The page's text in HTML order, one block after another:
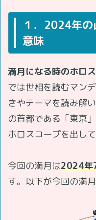
１．2024年
意味
満月になる時のホロ
では世相を読むマン
きやテーマを読み解
の首都である「東京
ホロスコープを出して
今回の満月は2024年
す。以下が今回の満月